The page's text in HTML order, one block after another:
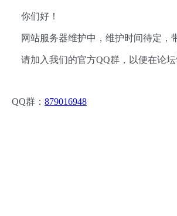
你们好！
网站服务器维护中，维护时间待定，
请加入我们的官方QQ群，以便在论
QQ群： 879016948